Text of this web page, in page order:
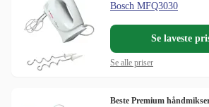
Bosch MFQ3030
Se laveste
Se alle priser
Beste Premium